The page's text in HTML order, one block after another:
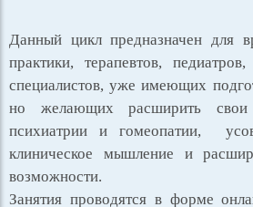
Данный цикл предназначен для
практики, терапевтов,
специалистов, уже имеющих
но желающих расширить
психиатрии и гомеопатии,
клиническое мышление и
возможности.
Занятия проводятся в форме